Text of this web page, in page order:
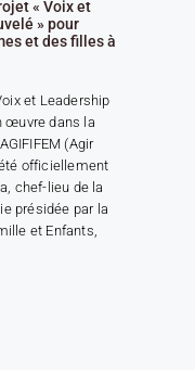
« Voix et
» pour
et des filles à
et Leadership
œuvre dans la
(Agir
officiellement
chef-lieu de la
présidée par la
et Enfants,